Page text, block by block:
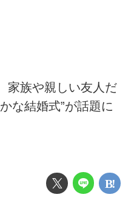
家族や親しい友人だ
な結婚式”が話題に